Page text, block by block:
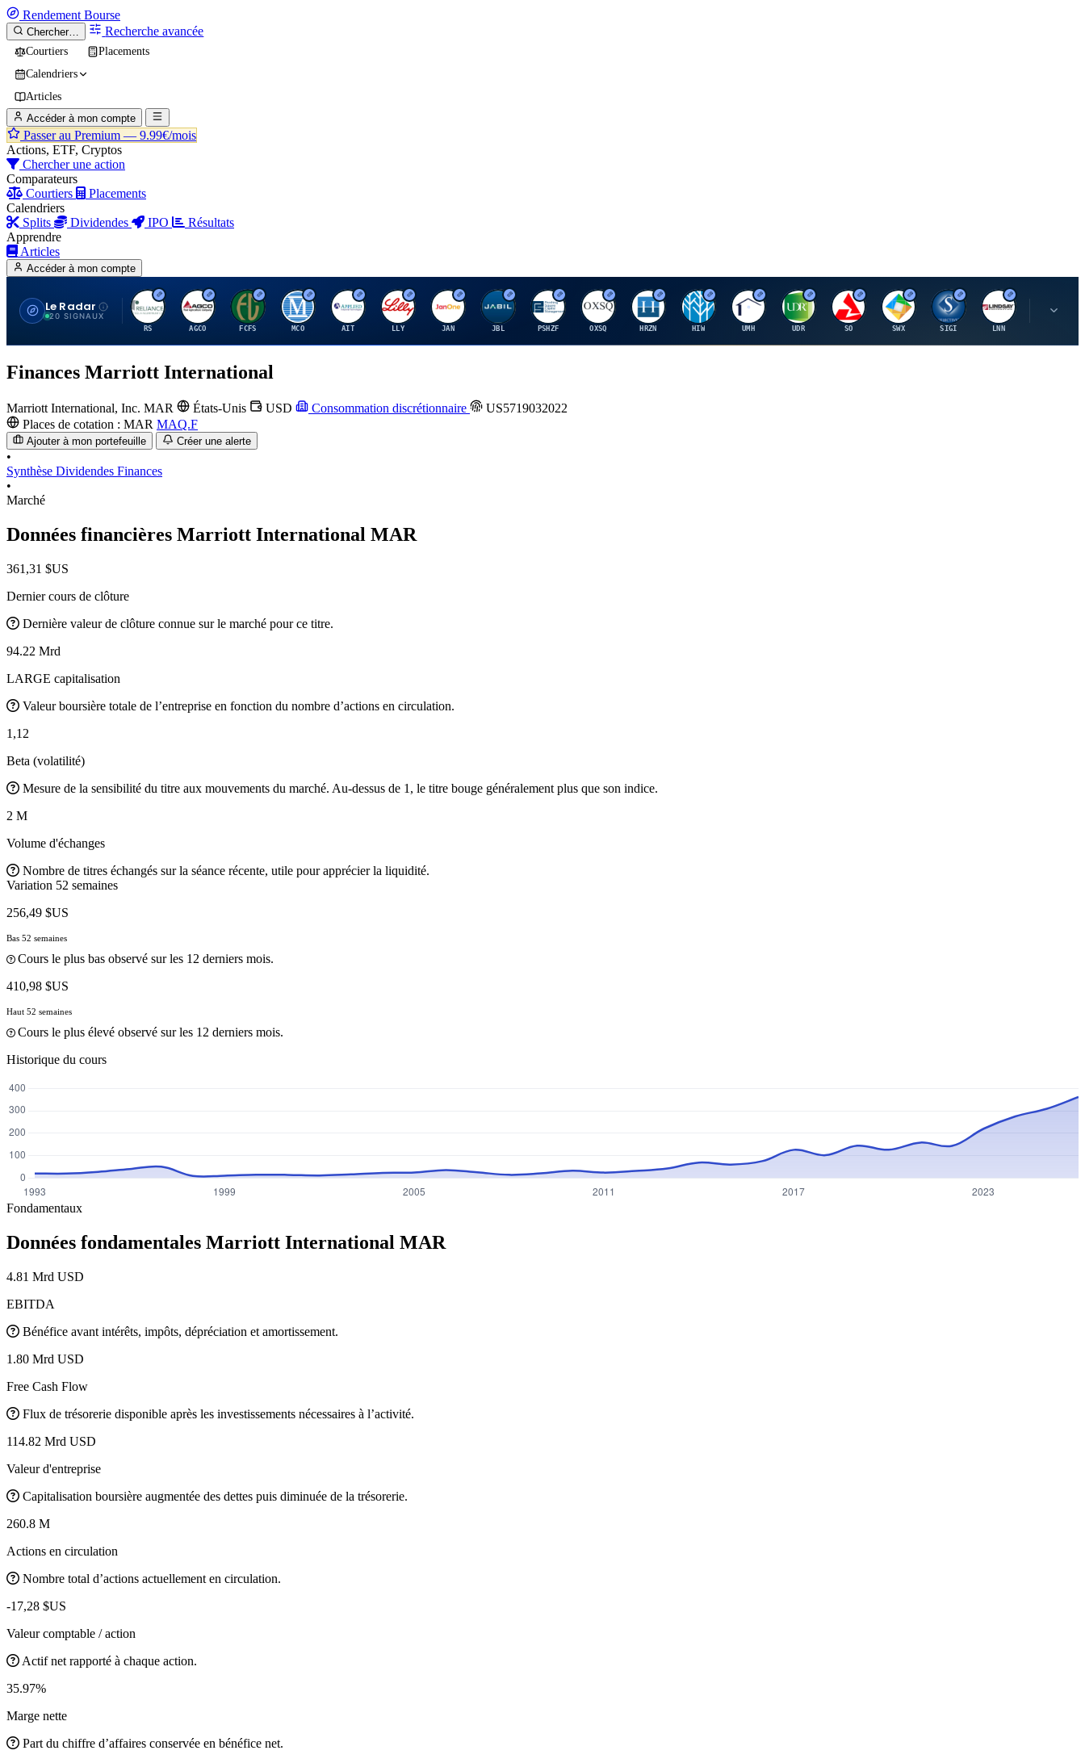
Rendement Bourse
Chercher… Recherche avancée
Courtiers
Placements
Calendriers
Articles
Accéder à mon compte
Passer au Premium — 9.99€/mois
Actions, ETF, Cryptos
Chercher une action
Comparateurs
Courtiers
Placements
Calendriers
Splits
Dividendes IPO
Résultats
Apprendre
Articles
Accéder à mon compte
Le Radar
20 SIGNAUX
R
RS
A
AGCO
F
FCFS
M
MCO
A
AIT
E
LLY
J
JAN
J
JBL
P
PSHZF
O
OXSQ
H
HRZN
H
HIW
U
UMH
U
UDR
S
SO
S
SWX
S
SIGI
L
LNN
R
Finances Marriott International
Marriott International, Inc. MAR États-Unis USD Consommation discrétionnaire
US5719032022
Places de cotation : MAR MAQ.F
Ajouter à mon portefeuille Créer une alerte
•
Synthèse Dividendes Finances
•
Marché
Données financières Marriott International MAR
361,31 $US
Dernier cours de clôture
Dernière valeur de clôture connue sur le marché pour ce titre.
94.22 Mrd
LARGE capitalisation
Valeur boursière totale de l’entreprise en fonction du nombre d’actions en circulation.
1,12
Beta (volatilité)
Mesure de la sensibilité du titre aux mouvements du marché. Au-dessus de 1, le titre bouge généralement plus que son indice.
2 M
Volume d'échanges
Nombre de titres échangés sur la séance récente, utile pour apprécier la liquidité.
Variation 52 semaines
256,49 $US
Bas 52 semaines
Cours le plus bas observé sur les 12 derniers mois.
410,98 $US
Haut 52 semaines
Cours le plus élevé observé sur les 12 derniers mois.
Historique du cours
Fondamentaux
Données fondamentales Marriott International MAR
4.81 Mrd USD
EBITDA
Bénéfice avant intérêts, impôts, dépréciation et amortissement.
1.80 Mrd USD
Free Cash Flow
Flux de trésorerie disponible après les investissements nécessaires à l’activité.
114.82 Mrd USD
Valeur d'entreprise
Capitalisation boursière augmentée des dettes puis diminuée de la trésorerie.
260.8 M
Actions en circulation
Nombre total d’actions actuellement en circulation.
-17,28 $US
Valeur comptable / action
Actif net rapporté à chaque action.
35.97%
Marge nette
Part du chiffre d’affaires conservée en bénéfice net.